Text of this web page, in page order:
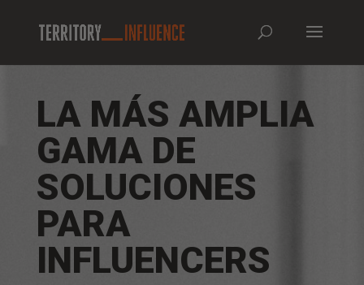
LA MÁS AMPLIA
GAMA DE
SOLUCIONES
PARA
INFLUENCERS